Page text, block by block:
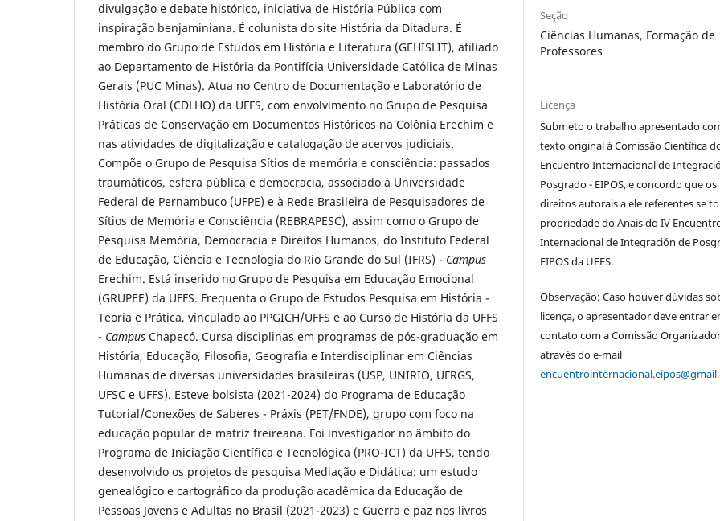
divulgação e debate histórico, iniciativa de História Pública com
inspiração benjaminiana. É colunista do site História da Ditadura. É
membro do Grupo de Estudos em História e Literatura (GEHISLIT), afiliado
ao Departamento de História da Pontifícia Universidade Católica de Minas
Gerais (PUC Minas). Atua no Centro de Documentação e Laboratório de
História Oral (CDLHO) da UFFS, com envolvimento no Grupo de Pesquisa
Práticas de Conservação em Documentos Históricos na Colônia Erechim e
nas atividades de digitalização e catalogação de acervos judiciais.
Compõe o Grupo de Pesquisa Sítios de memória e consciência: passados
traumáticos, esfera pública e democracia, associado à Universidade
Federal de Pernambuco (UFPE) e à Rede Brasileira de Pesquisadores de
Sítios de Memória e Consciência (REBRAPESC), assim como o Grupo de
Pesquisa Memória, Democracia e Direitos Humanos, do Instituto Federal
de Educação, Ciência e Tecnologia do Rio Grande do Sul (IFRS) - Campus
Erechim. Está inserido no Grupo de Pesquisa em Educação Emocional
(GRUPEE) da UFFS. Frequenta o Grupo de Estudos Pesquisa em História -
Teoria e Prática, vinculado ao PPGICH/UFFS e ao Curso de História da UFFS
- Campus Chapecó. Cursa disciplinas em programas de pós-graduação em
História, Educação, Filosofia, Geografia e Interdisciplinar em Ciências
Humanas de diversas universidades brasileiras (USP, UNIRIO, UFRGS,
UFSC e UFFS). Esteve bolsista (2021-2024) do Programa de Educação
Tutorial/Conexões de Saberes - Práxis (PET/FNDE), grupo com foco na
educação popular de matriz freireana. Foi investigador no âmbito do
Programa de Iniciação Científica e Tecnológica (PRO-ICT) da UFFS, tendo
desenvolvido os projetos de pesquisa Mediação e Didática: um estudo
genealógico e cartográfico da produção acadêmica da Educação de
Pessoas Jovens e Adultas no Brasil (2021-2023) e Guerra e paz nos livros
Seção
Ciências Humanas, Formação de
Professores
Licença
Submeto o trabalho apresentado
texto original à Comissão Científica
Encuentro Internacional de
Posgrado - EIPOS, e concordo que os
direitos autorais a ele referentes se
propriedade do Anais do IV
Internacional de Integración de
EIPOS da UFFS.
Observação: Caso houver dúvidas
licença, o apresentador deve entrar
contato com a Comissão
através do e-mail